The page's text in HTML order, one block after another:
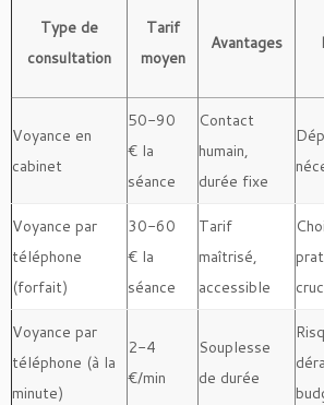
Type de
consultation
Tarif
moyen
Avantages
Voyance en
cabinet
50-90
€ la
séance
Contact
humain,
durée fixe
Voyance par
téléphone
(forfait)
30-60
€ la
séance
Tarif
maîtrisé,
accessible
Voyance par
téléphone (à la
minute)
2-4
€/min
Souplesse
de durée